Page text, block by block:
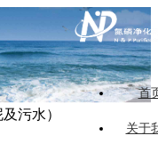
首
关于
污水）